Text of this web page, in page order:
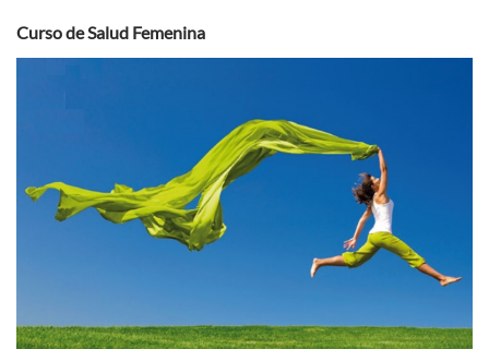
Curso de Salud Femenina